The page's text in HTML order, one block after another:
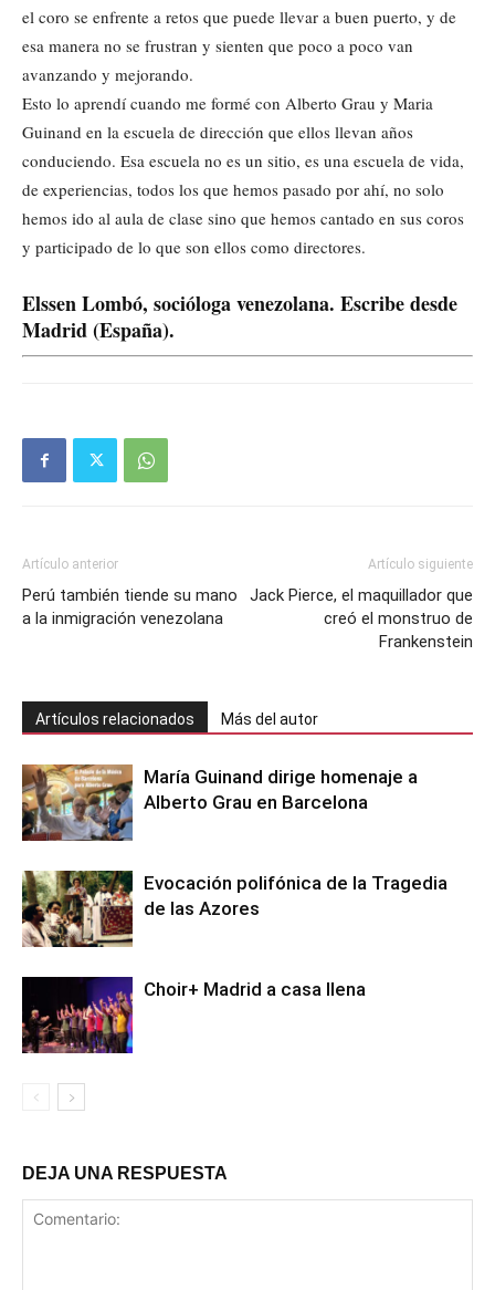
el coro se enfrente a retos que puede llevar a buen puerto, y de
esa manera no se frustran y sienten que poco a poco van
avanzando y mejorando.
Esto lo aprendí cuando me formé con Alberto Grau y Maria
Guinand en la escuela de dirección que ellos llevan años
conduciendo. Esa escuela no es un sitio, es una escuela de vida,
de experiencias, todos los que hemos pasado por ahí, no solo
hemos ido al aula de clase sino que hemos cantado en sus coros
y participado de lo que son ellos como directores.
Elssen Lombó, socióloga venezolana. Escribe desde
Madrid (España).
Artículo anterior
Perú también tiende su mano
a la inmigración venezolana
Artículo siguiente
Jack Pierce, el maquillador que
creó el monstruo de
Frankenstein
Artículos relacionados Más del autor
María Guinand dirige homenaje a
Alberto Grau en Barcelona
Evocación polifónica de la Tragedia
de las Azores
Choir+ Madrid a casa llena
DEJA UNA RESPUESTA